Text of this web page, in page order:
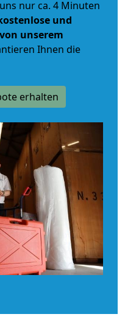
nur ca. 4 Minuten
und
unserem
Ihnen die
erhalten